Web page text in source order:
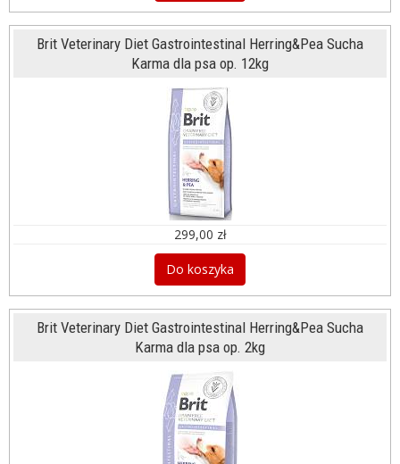
Brit Veterinary Diet Gastrointestinal Herring&Pea Sucha
Karma dla psa op. 12kg
299,00 zł
Do koszyka
Brit Veterinary Diet Gastrointestinal Herring&Pea Sucha
Karma dla psa op. 2kg